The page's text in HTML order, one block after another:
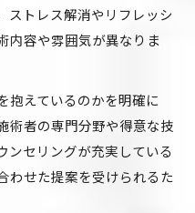
ストレス解消やリフレッシ
内容や雰囲気が異なりま
抱えているのかを明確に
術者の専門分野や得意な技
ンセリングが充実している
わせた提案を受けられるた